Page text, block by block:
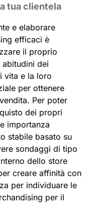
tua clientela
e elaborare
efficaci è
il proprio
dei
vita e la loro
per ottenere
Per poter
dei propri
importanza
stabile basato su
sondaggi di tipo
dello store
creare affinità con
per individuare le
per il